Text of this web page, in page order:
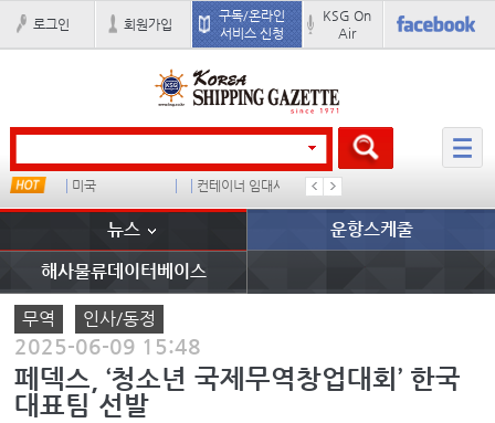
로그인 회원가입
구독/온라인
서비스 신청
KSG On
Air
미국 컨테이너 임대사 석도
뉴스 운항스케줄
해사물류데이터베이스
무역 인사/동정
2025-06-09 15:48
페덱스, ‘청소년 국제무역창업대회’ 한국
대표팀 선발